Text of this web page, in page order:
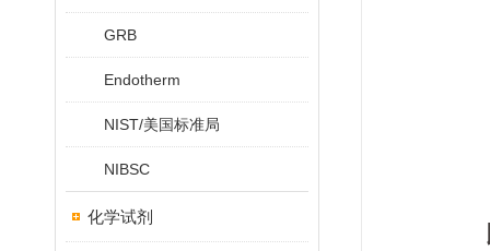
GRB
Endotherm
NIST/美国标准局
NIBSC
化学试剂